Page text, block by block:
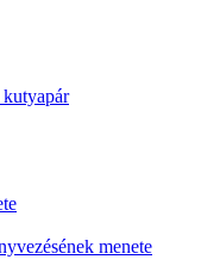
menete